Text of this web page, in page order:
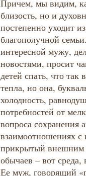
Причем, мы видим,
близость, но и
постепенно уходит
благополучной
интересной мужу,
новостями, просит
детей спать, что так
тепла, но она,
холодность,
потребностей от
вопроса сохранения
взаимоотношениях
прикрытый внешним
обычаев – вот
Ее муж, говорящий